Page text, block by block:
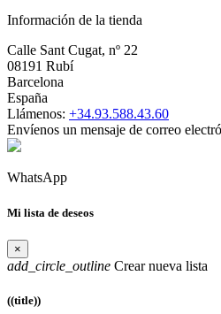
Información de la tienda
Calle Sant Cugat, nº 22
08191 Rubí
Barcelona
España
Llámenos: +34.93.588.43.60
Envíenos un mensaje de correo
WhatsApp
Mi lista de deseos
×
add_circle_outline Crear nueva lista
((title))